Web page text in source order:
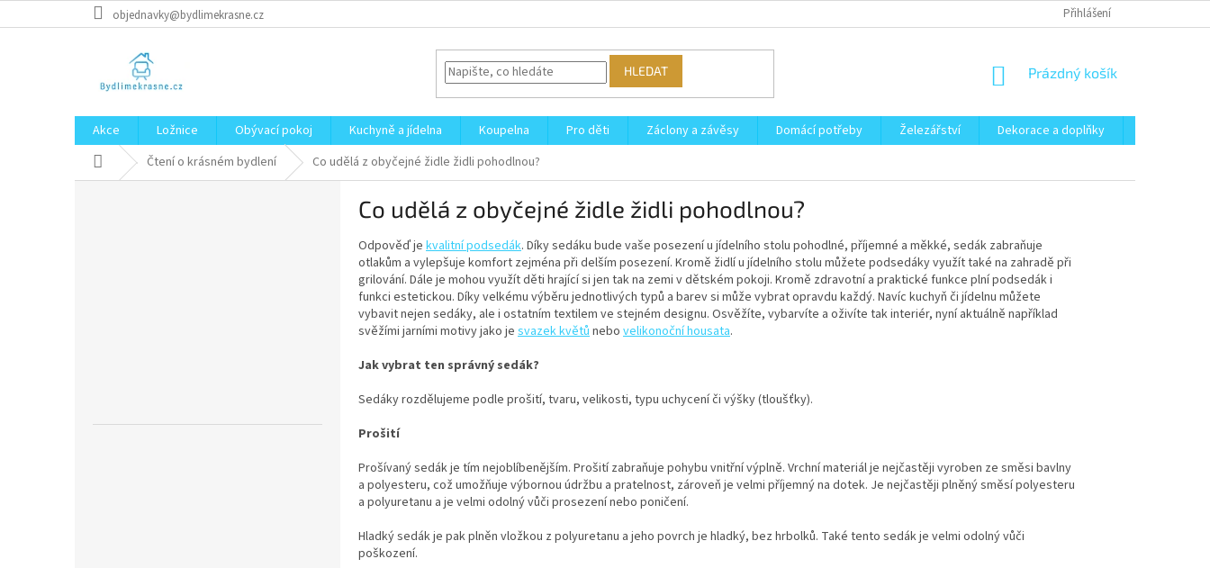
na
objednavky@bydlimekrasne.cz Přihlášení
HLEDAT
NÁKUPNÍ
Prázdný košík
Akce Ložnice Obývací pokoj Kuchyně a jídelna Koupelna Pro děti Záclony a závěsy Domácí potřeby Železářství Dekorace a doplňky
Domů Čtení o krásném bydlení Co udělá z obyčejné židle židli pohodlnou?
Co udělá z obyčejné židle židli pohodlnou?
Odpověď je kvalitní podsedák. Díky sedáku bude vaše posezení u jídelního stolu pohodlné, příjemné a měkké, sedák zabraňuje
otlakům a vylepšuje komfort zejména při delším posezení. Kromě židlí u jídelního stolu můžete podsedáky využít také na zahradě při
grilování. Dále je mohou využít děti hrající si jen tak na zemi v dětském pokoji. Kromě zdravotní a praktické funkce plní podsedák i
funkci estetickou. Díky velkému výběru jednotlivých typů a barev si může vybrat opravdu každý. Navíc kuchyň či jídelnu můžete
vybavit nejen sedáky, ale i ostatním textilem ve stejném designu. Osvěžíte, vybarvíte a oživíte tak interiér, nyní aktuálně například
svěžími jarními motivy jako je svazek květů nebo velikonoční housata.
Jak vybrat ten správný sedák?
Sedáky rozdělujeme podle prošití, tvaru, velikosti, typu uchycení či výšky (tloušťky).
Prošití
Prošívaný sedák je tím nejoblíbenějším. Prošití zabraňuje pohybu vnitřní výplně. Vrchní materiál je nejčastěji vyroben ze směsi bavlny
a polyesteru, což umožňuje výbornou údržbu a pratelnost, zároveň je velmi příjemný na dotek. Je nejčastěji plněný směsí polyesteru
a polyuretanu a je velmi odolný vůči prosezení nebo poničení.
Hladký sedák je pak plněn vložkou z polyuretanu a jeho povrch je hladký, bez hrbolků. Také tento sedák je velmi odolný vůči
poškození.